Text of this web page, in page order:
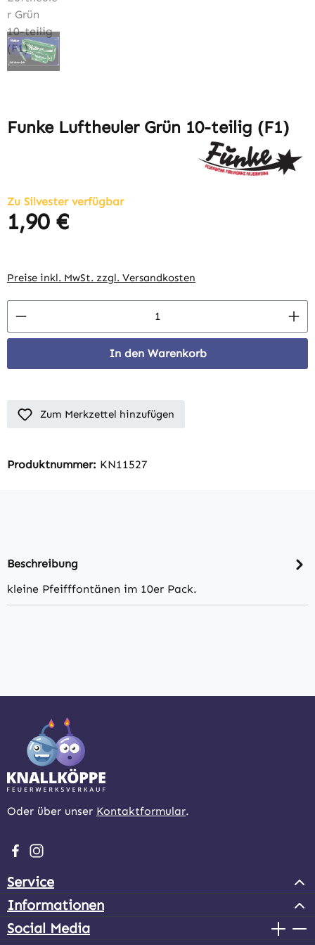
Funke Luftheuler Grün 10-teilig (F1)
Zu Silvester verfügbar
Regulärer Preis:
1,90 €
Preise inkl. MwSt. zzgl. Versandkosten
Produkt Anzahl: Gib den gewünschten
In den Warenkorb
Zum Merkzettel hinzufügen
Produktnummer: KN11527
Beschreibung
kleine Pfeifffontänen im 10er Pack.
Oder über unser Kontaktformular.
Besuche uns auf Facebook – öffnet in neuem Tab
Schau auf Instagram vorbei – öffnet in neuem Tab
Service
Informationen
Social Media